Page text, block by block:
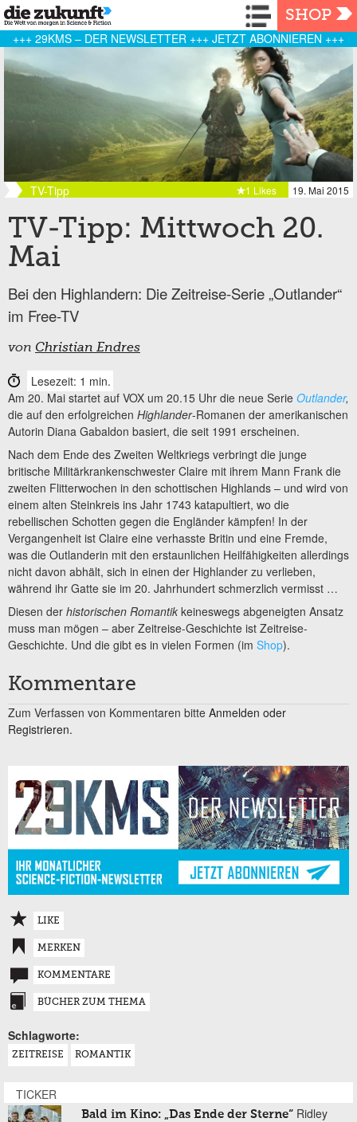
Navigation
SHOP
+++ 29KMS – DER NEWSLETTER +++ JETZT ABONNIEREN +++
TV-Tipp 19. Mai 2015
1 Likes
TV-Tipp: Mittwoch 20.
Mai
Bei den Highlandern: Die Zeitreise-Serie „Outlander“
im Free-TV
von Christian Endres
Lesezeit: 1 min.
Am 20. Mai startet auf VOX um 20.15 Uhr die neue Serie Outlander,
die auf den erfolgreichen Highlander-Romanen der amerikanischen
Autorin Diana Gabaldon basiert, die seit 1991 erscheinen.
Nach dem Ende des Zweiten Weltkriegs verbringt die junge
britische Militärkrankenschwester Claire mit ihrem Mann Frank die
zweiten Flitterwochen in den schottischen Highlands – und wird von
einem alten Steinkreis ins Jahr 1743 katapultiert, wo die
rebellischen Schotten gegen die Engländer kämpfen! In der
Vergangenheit ist Claire eine verhasste Britin und eine Fremde,
was die Outlanderin mit den erstaunlichen Heilfähigkeiten allerdings
nicht davon abhält, sich in einen der Highlander zu verlieben,
während ihr Gatte sie im 20. Jahrhundert schmerzlich vermisst …
Diesen der historischen Romantik keineswegs abgeneigten Ansatz
muss man mögen – aber Zeitreise-Geschichte ist Zeitreise-
Geschichte. Und die gibt es in vielen Formen (im Shop).
Kommentare
Zum Verfassen von Kommentaren bitte Anmelden oder
Registrieren.
LIKE
MERKEN
KOMMENTARE
BÜCHER ZUM THEMA
Schlagworte:
ZEITREISE ROMANTIK
TICKER
Bald im Kino: „Das Ende der Sterne“ Ridley